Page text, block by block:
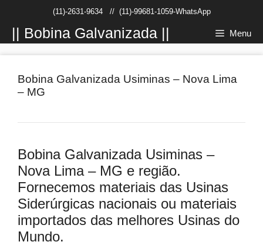
conteúdo
(11)-2631-9634// (11)-99681-1059-WhatsApp
|| Bobina Galvanizada || Menu
Bobina Galvanizada Usiminas – Nova Lima
– MG
Bobina Galvanizada Usiminas –
Nova Lima – MG e região.
Fornecemos materiais das Usinas
Siderúrgicas nacionais ou materiais
importados das melhores Usinas do
Mundo.